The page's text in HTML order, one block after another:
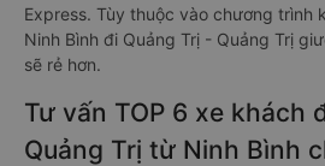
Express. Tùy thuộc vào chương trình
Ninh Bình đi Quảng Trị - Quảng Trị
sẽ rẻ hơn.
Tư vấn TOP 6 xe khách
Quảng Trị từ Ninh Bình